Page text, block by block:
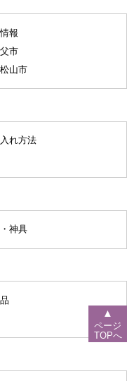
報
市
山市
れ方法
神具
▲
ページ
TOPへ